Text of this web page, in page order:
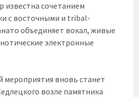
известна сочетанием
с восточными и tribal-
объединяет вокал, живые
электронные
мероприятия вновь станет
возле памятника